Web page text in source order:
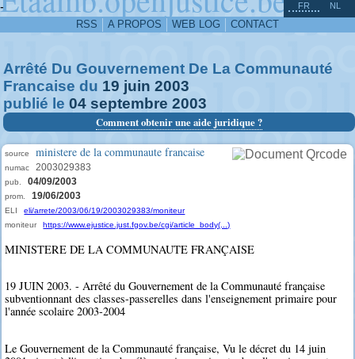
-
RSS A PROPOS WEB LOG CONTACT
FR NL
Arrêté Du Gouvernement De La Communauté
Francaise du 19 juin 2003
publié le 04 septembre 2003
Comment obtenir une aide juridique ?
source ministere de la communaute francaise
numac 2003029383
pub. 04/09/2003
prom. 19/06/2003
ELI
eli/arrete/2003/06/19/2003029383/moniteur
moniteur
https://www.ejustice.just.fgov.be/cgi/article_body(...)
MINISTERE DE LA COMMUNAUTE FRANÇAISE
19 JUIN 2003. - Arrêté du Gouvernement de la Communauté française
subventionnant des classes-passerelles dans l'enseignement primaire pour
l'année scolaire 2003-2004
Le Gouvernement de la Communauté française, Vu le décret du 14 juin
^